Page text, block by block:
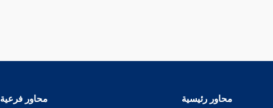
محاور رئيسية محاور فرعية